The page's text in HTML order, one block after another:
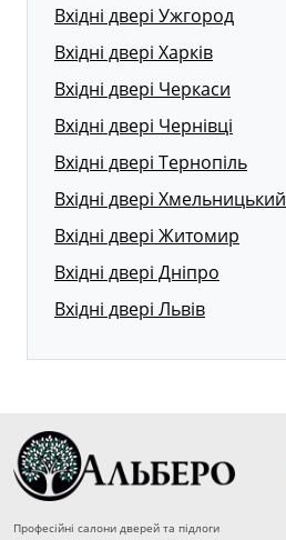
Вхідні двері Ужгород
Вхідні двері Харків
Вхідні двері Черкаси
Вхідні двері Чернівці
Вхідні двері Тернопіль
Вхідні двері Хмельницький
Вхідні двері Житомир
Вхідні двері Дніпро
Вхідні двері Львів
Професійні салони дверей та підлоги